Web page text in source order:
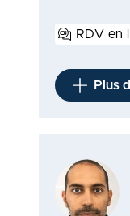
RDV en
Plus